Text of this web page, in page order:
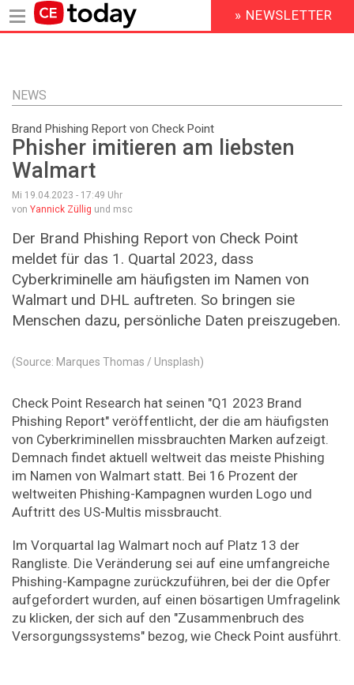
Inhalt
HEADER
MENU
» NEWSLETTER
NEWS
Brand Phishing Report von Check Point
Phisher imitieren am liebsten
Walmart
Mi 19.04.2023 - 17:49 Uhr
von Yannick Züllig und msc
Der Brand Phishing Report von Check Point
meldet für das 1. Quartal 2023, dass
Cyberkriminelle am häufigsten im Namen von
Walmart und DHL auftreten. So bringen sie
Menschen dazu, persönliche Daten preiszugeben.
(Source: Marques Thomas / Unsplash)
Check Point Research hat seinen "Q1 2023 Brand
Phishing Report" veröffentlicht, der die am häufigsten
von Cyberkriminellen missbrauchten Marken aufzeigt.
Demnach findet aktuell weltweit das meiste Phishing
im Namen von Walmart statt. Bei 16 Prozent der
weltweiten Phishing-Kampagnen wurden Logo und
Auftritt des US-Multis missbraucht.
Im Vorquartal lag Walmart noch auf Platz 13 der
Rangliste. Die Veränderung sei auf eine umfangreiche
Phishing-Kampagne zurückzuführen, bei der die Opfer
aufgefordert wurden, auf einen bösartigen Umfragelink
zu klicken, der sich auf den "Zusammenbruch des
Versorgungssystems" bezog, wie Check Point ausführt.